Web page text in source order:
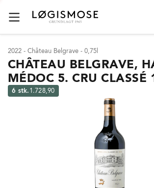
2022 - Château Belgrave - 0,75l
CHÂTEAU BELGRAVE,
MÉDOC 5. CRU CLASSÉ
6 stk. 1.728,90